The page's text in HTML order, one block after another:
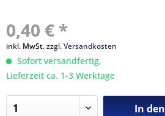
0,40 € *
inkl. MwSt.zzgl. Versandkosten
Sofort versandfertig,
Lieferzeit ca. 1-3 Werktage
In den